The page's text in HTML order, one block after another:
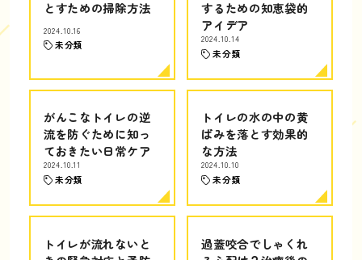
とすための掃除方法
2024.10.16
未分類
するための知恵袋的
アイデア
2024.10.14
未分類
がんこなトイレの逆
流を防ぐために知っ
ておきたい日常ケア
2024.10.11
未分類
トイレの水の中の黄
ばみを落とす効果的
な方法
2024.10.10
未分類
トイレが流れないと
過蓋咬合でしゃくれ